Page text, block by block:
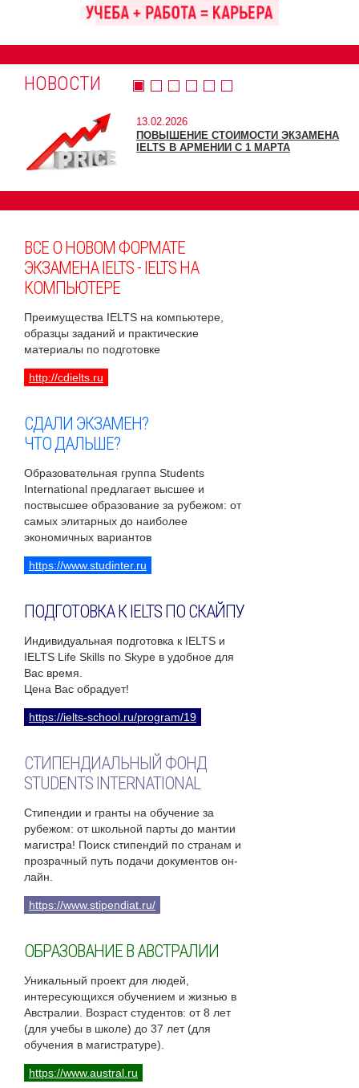
НОВОСТИ
13.02.2026
ПОВЫШЕНИЕ СТОИМОСТИ ЭКЗАМЕНА
IELTS В АРМЕНИИ С 1 МАРТА
ВСЕ О НОВОМ ФОРМАТЕ
ЭКЗАМЕНА IELTS - IELTS НА
КОМПЬЮТЕРЕ
Преимущества IELTS на компьютере,
образцы заданий и практические
материалы по подготовке
http://cdielts.ru
СДАЛИ ЭКЗАМЕН?
ЧТО ДАЛЬШЕ?
Образовательная группа Students
International предлагает высшее и
поствысшее образование за рубежом: от
самых элитарных до наиболее
экономичных вариантов
https://www.studinter.ru
ПОДГОТОВКА К IELTS ПО СКАЙПУ
Индивидуальная подготовка к IELTS и
IELTS Life Skills по Skype в удобное для
Вас время.
Цена Вас обрадует!
https://ielts-school.ru/program/19
СТИПЕНДИАЛЬНЫЙ ФОНД
STUDENTS INTERNATIONAL
Стипендии и гранты на обучение за
рубежом: от школьной парты до мантии
магистра! Поиск стипендий по странам и
прозрачный путь подачи документов он-
лайн.
https://www.stipendiat.ru/
ОБРАЗОВАНИЕ В АВСТРАЛИИ
Уникальный проект для людей,
интересующихся обучением и жизнью в
Австралии. Возраст студентов: от 8 лет
(для учебы в школе) до 37 лет (для
обучения в магистратуре).
https://www.austral.ru